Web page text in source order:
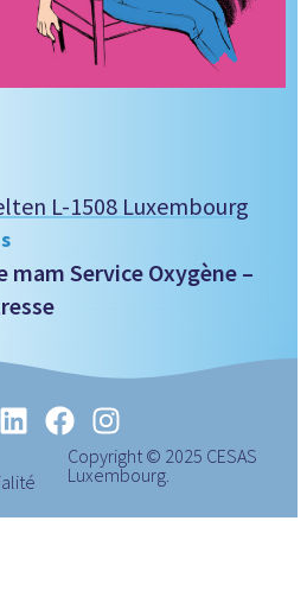
L-1508 Luxembourg
mam Service Oxygène –
Copyright © 2025 CESAS
Luxembourg.